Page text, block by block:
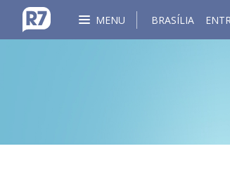
MENU BRASÍLIA